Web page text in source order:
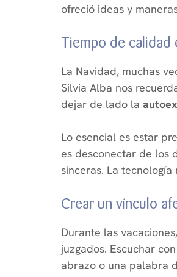
ofreció ideas y
Tiempo de calidad
La Navidad, muchas
Silvia Alba nos
dejar de lado la
Lo esencial es estar
es desconectar de los
sinceras. La
Crear un vínculo
Durante las
juzgados. Escuchar
abrazo o una palabra